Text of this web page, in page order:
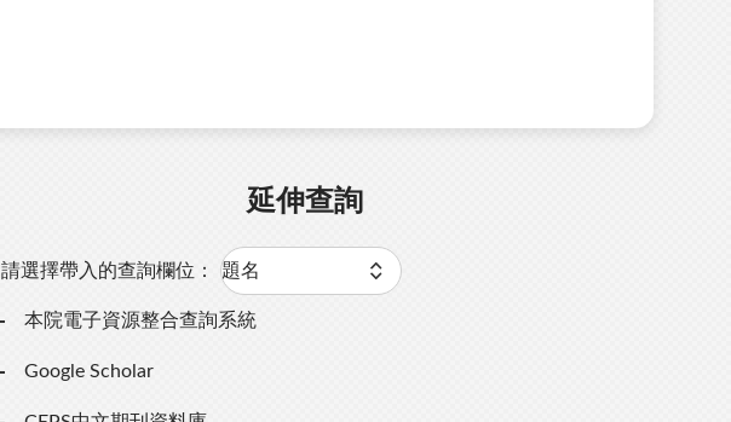
延伸查詢
請選擇帶入的查詢欄位：
本院電子資源整合查詢系統
Google Scholar